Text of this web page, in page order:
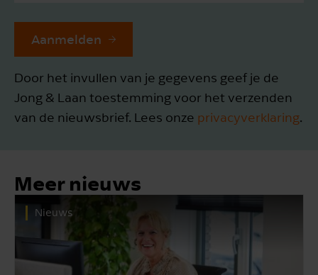
Aanmelden
Door het invullen van je gegevens geef je de
Jong & Laan toestemming voor het verzenden
van de nieuwsbrief. Lees onze privacyverklaring.
Meer nieuws
Nieuws